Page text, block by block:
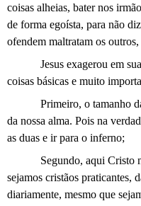
coisas alheias, bater nos
de forma egoísta, para não
ofendem maltratam os
Jesus exagerou em
coisas básicas e muito
Primeiro, o tamanho
da nossa alma. Pois na
as duas e ir para o inferno;
Segundo, aqui Cristo
sejamos cristãos praticantes,
diariamente, mesmo que